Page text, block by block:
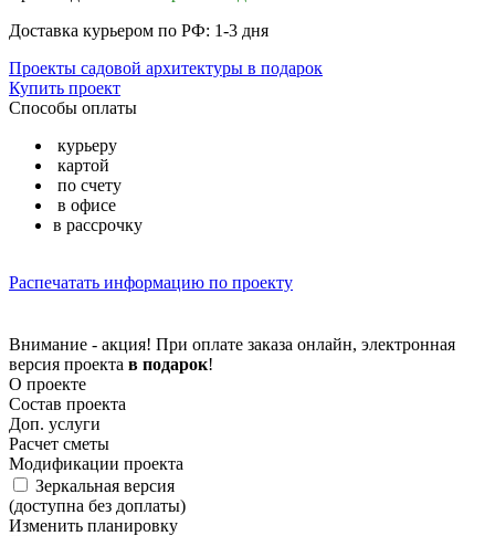
Доставка курьером по РФ: 1-3 дня
Проекты садовой архитектуры в подарок
Купить проект
Способы оплаты
курьеру
картой
по счету
в офисе
в рассрочку
Распечатать информацию по проекту
Внимание - акция! При оплате заказа онлайн, электронная
версия проекта в подарок!
О проекте
Состав проекта
Доп. услуги
Расчет сметы
Модификации проекта
Зеркальная версия
(доступна без доплаты)
Изменить планировку